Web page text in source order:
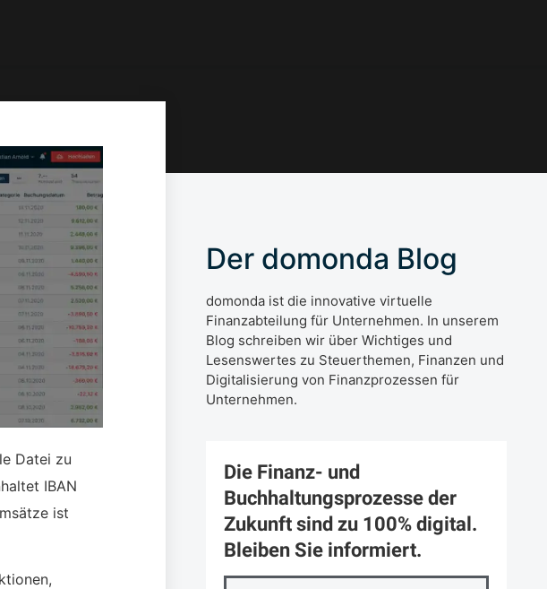
Datei zu
IBAN
ist
Der domonda Blog
domonda ist die innovative virtuelle
Finanzabteilung für Unternehmen. In unserem
Blog schreiben wir über Wichtiges und
Lesenswertes zu Steuerthemen, Finanzen und
Digitalisierung von Finanzprozessen für
Unternehmen.
Die Finanz- und
Buchhaltungsprozesse der
Zukunft sind zu 100% digital.
Bleiben Sie informiert.